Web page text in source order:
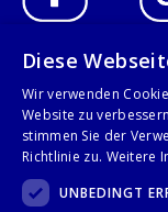
IMPRESSUM
AGB
Diese
Wir verwenden
Website zu
stimmen Sie der
Richtlinie zu. Weitere
UNBEDINGT